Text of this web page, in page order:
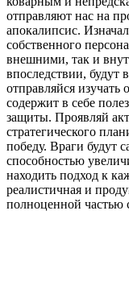
отправляют нас на
апокалипсис.
собственного
внешними, так и
впоследствии, будут
отправляйся изучать
содержит в себе
защиты. Проявляй
стратегического
победу. Враги будут
способностью
находить подход к
реалистичная и
полноценной частью